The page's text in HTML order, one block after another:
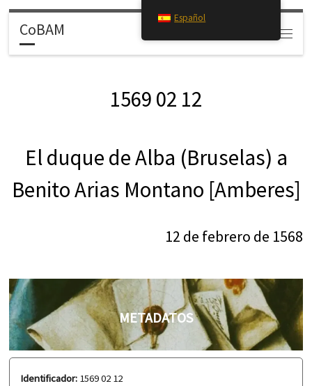
CoBAM
Search
1569 02 12
El duque de Alba (Bruselas) a
Benito Arias Montano [Amberes]
12 de febrero de 1568
METADATOS
Identificador: 1569 02 12
Español